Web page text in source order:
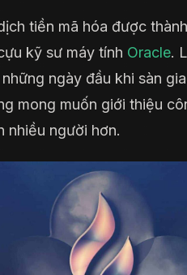
tiền mã hóa được
kỹ sư máy tính Oracle.
ngày đầu khi sàn
mong muốn giới thiệu
nhiều người hơn.